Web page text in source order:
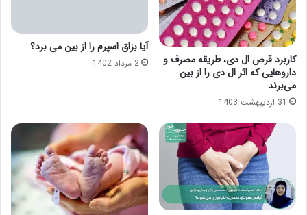
کاربرد قرص ال دی، طریقه مصرف و
داروهایی که اثر ال دی را از بین
می‌برند
31 اردیبهشت 1403
آیا بزاق اسپرم را از بین می برد؟
2 مرداد 1402